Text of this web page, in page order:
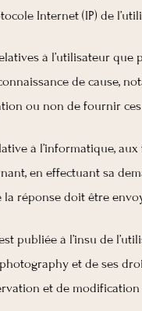
Internet (IP) de
à l’utilisateur que
de cause,
ou non de fournir
à l’informatique,
en effectuant sa
la réponse doit être
publiée à l’insu de
et de ses
et de